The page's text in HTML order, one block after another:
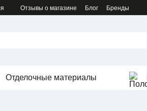
Отзывы о магазине Блог Бренды
Отделочные материалы